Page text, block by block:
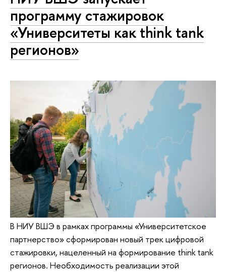
программу стажировок
«Университеты как think tank
регионов»
В НИУ ВШЭ в рамках программы «Университетское
партнерство» сформирован новый трек цифровой
стажировки, нацеленный на формирование think tank
регионов. Необходимость реализации этой